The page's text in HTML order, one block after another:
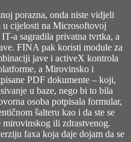
porazna, onda niste vidjeli
u cijelosti na Microsoftovoj
a sagradila privatna tvrtka, a
FINA pak koristi module za
jave i activeX kontrola
a Mirovinsko i
PDF dokumente – koji,
u baze, nego bi to bila
osoba potpisala formular,
šalteru kao i da ste se
mirovinskog ili zdrastvenog.
faxa koja daje dojam da se